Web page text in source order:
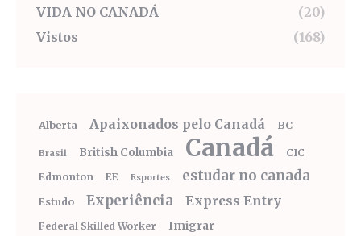
VIDA NO CANADÁ
(20)
Vistos
(168)
Alberta Apaixonados pelo Canadá BC
Brasil British Columbia Canadá
CIC
Edmonton
EE Esportes estudar no canada
Estudo Experiência Express Entry
Federal Skilled Worker Imigrar